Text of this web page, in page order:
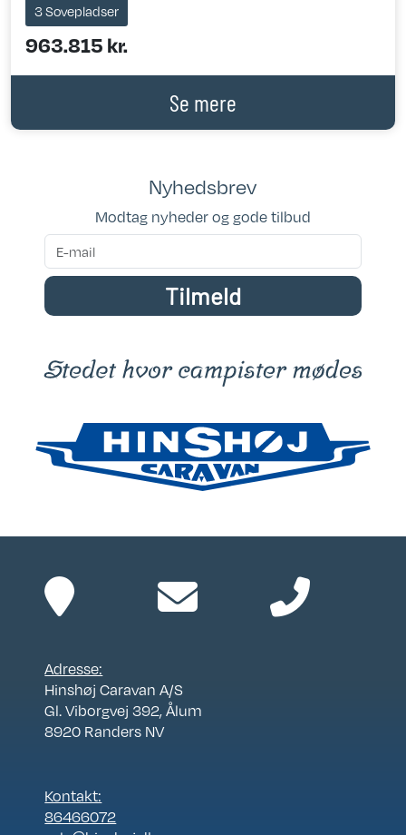
3 Sovepladser
963.815 kr.
Se mere
Nyhedsbrev
Modtag nyheder og gode tilbud
Tilmeld
Adresse:
Hinshøj Caravan A/S
Gl. Viborgvej 392, Ålum
8920 Randers NV
Kontakt:
86466072